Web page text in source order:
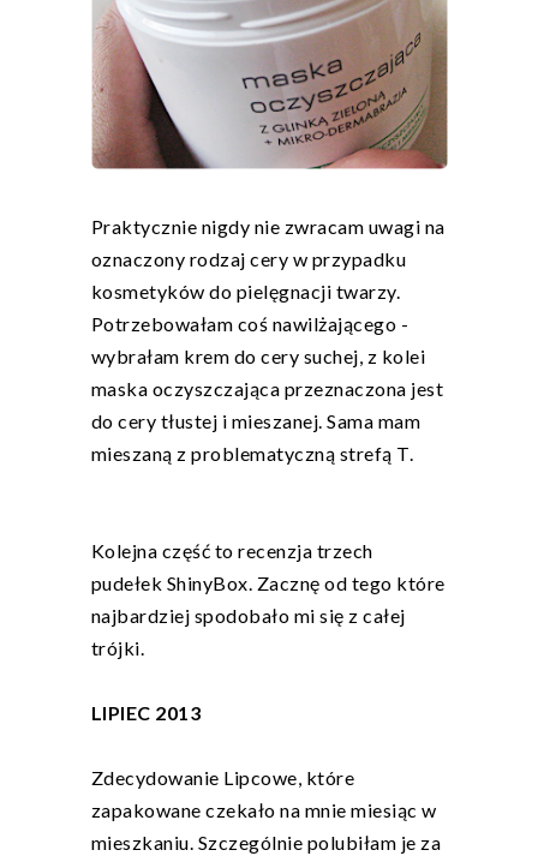
Praktycznie nigdy nie zwracam uwagi na
oznaczony rodzaj cery w przypadku
kosmetyków do pielęgnacji twarzy.
Potrzebowałam coś nawilżającego -
wybrałam krem do cery suchej, z kolei
maska oczyszczająca przeznaczona jest
do cery tłustej i mieszanej. Sama mam
mieszaną z problematyczną strefą T.
Kolejna część to recenzja trzech
pudełek ShinyBox. Zacznę od tego które
najbardziej spodobało mi się z całej
trójki.
LIPIEC 2013
Zdecydowanie Lipcowe, które
zapakowane czekało na mnie miesiąc w
mieszkaniu. Szczególnie polubiłam je za